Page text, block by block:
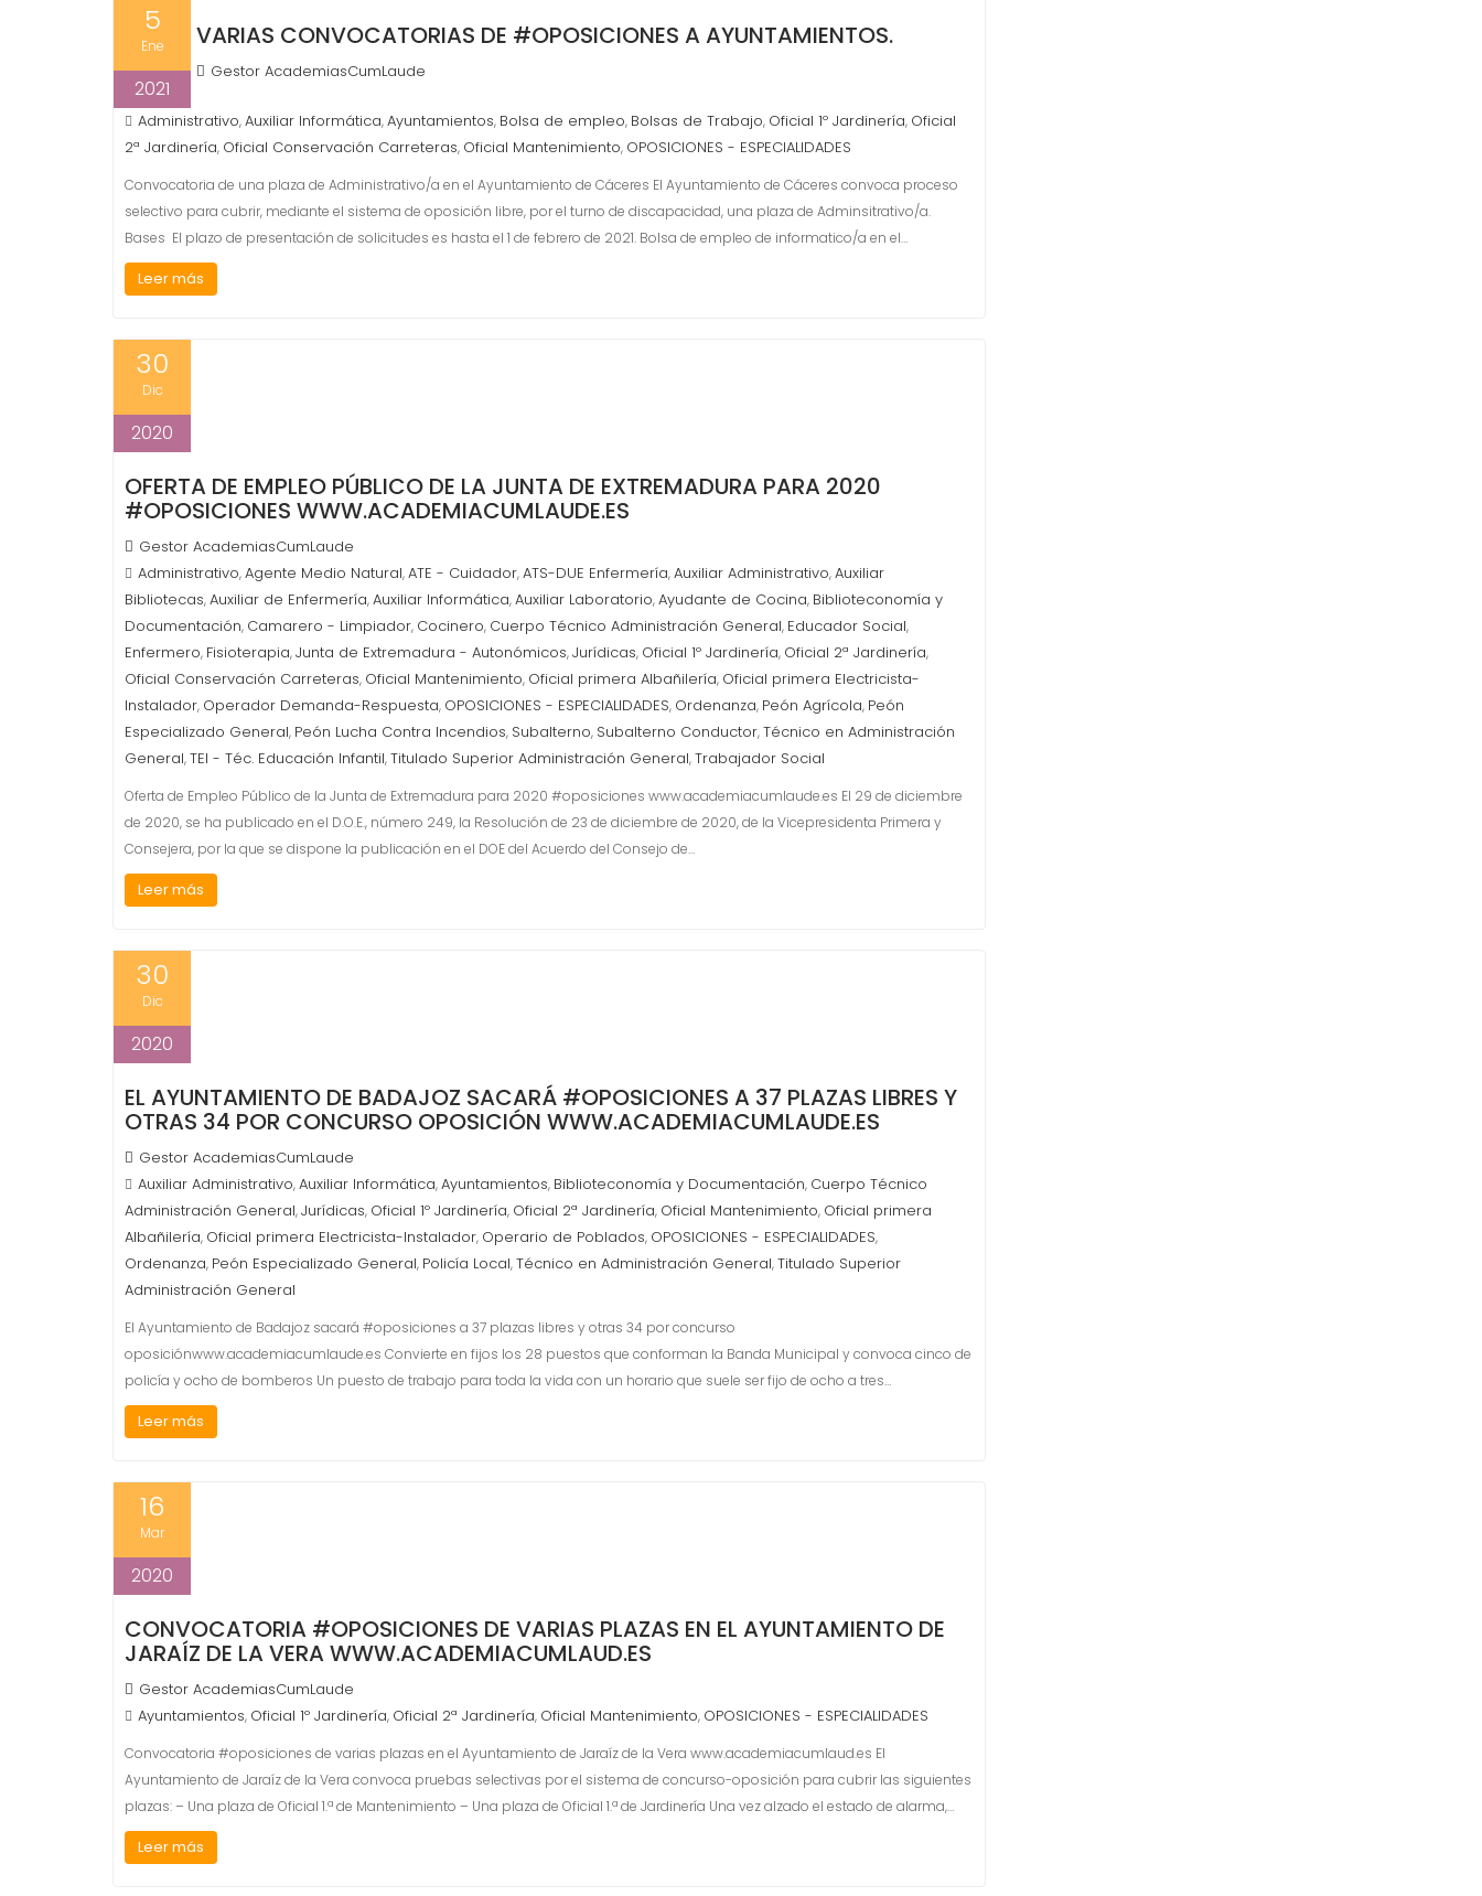
5
Ene
2021
VARIAS CONVOCATORIAS DE #OPOSICIONES A AYUNTAMIENTOS.
Gestor AcademiasCumLaude
Administrativo,Auxiliar Informática,Ayuntamientos, Bolsa de empleo, Bolsas de Trabajo, Oficial 1º Jardinería, Oficial
2ª Jardinería, Oficial Conservación Carreteras, Oficial Mantenimiento, OPOSICIONES - ESPECIALIDADES
Convocatoria de una plaza de Administrativo/a en el Ayuntamiento de Cáceres El Ayuntamiento de Cáceres convoca proceso
selectivo para cubrir, mediante el sistema de oposición libre, por el turno de discapacidad, una plaza de Adminsitrativo/a.
Bases El plazo de presentación de solicitudes es hasta el 1 de febrero de 2021. Bolsa de empleo de informatico/a en el…
Leer más
30
Dic
2020
OFERTA DE EMPLEO PÚBLICO DE LA JUNTA DE EXTREMADURA PARA 2020
#OPOSICIONES WWW.ACADEMIACUMLAUDE.ES
Gestor AcademiasCumLaude
Administrativo,Agente Medio Natural,ATE - Cuidador,ATS-DUE Enfermería,Auxiliar Administrativo,Auxiliar
Bibliotecas,Auxiliar de Enfermería,Auxiliar Informática,Auxiliar Laboratorio,Ayudante de Cocina, Biblioteconomía y
Documentación, Camarero - Limpiador, Cocinero, Cuerpo Técnico Administración General, Educador Social,
Enfermero, Fisioterapia,Junta de Extremadura - Autonómicos,Jurídicas, Oficial 1º Jardinería, Oficial 2ª Jardinería,
Oficial Conservación Carreteras, Oficial Mantenimiento, Oficial primera Albañilería, Oficial primera Electricista-
Instalador, Operador Demanda-Respuesta, OPOSICIONES - ESPECIALIDADES, Ordenanza, Peón Agrícola, Peón
Especializado General, Peón Lucha Contra Incendios, Subalterno, Subalterno Conductor,Técnico en Administración
General,TEI - Téc. Educación Infantil,Titulado Superior Administración General,Trabajador Social
Oferta de Empleo Público de la Junta de Extremadura para 2020 #oposiciones www.academiacumlaude.es El 29 de diciembre
de 2020, se ha publicado en el D.O.E., número 249, la Resolución de 23 de diciembre de 2020, de la Vicepresidenta Primera y
Consejera, por la que se dispone la publicación en el DOE del Acuerdo del Consejo de…
Leer más
30
Dic
2020
EL AYUNTAMIENTO DE BADAJOZ SACARÁ #OPOSICIONES A 37 PLAZAS LIBRES Y
OTRAS 34 POR CONCURSO OPOSICIÓN WWW.ACADEMIACUMLAUDE.ES
Gestor AcademiasCumLaude
Auxiliar Administrativo,Auxiliar Informática,Ayuntamientos, Biblioteconomía y Documentación, Cuerpo Técnico
Administración General,Jurídicas, Oficial 1º Jardinería, Oficial 2ª Jardinería, Oficial Mantenimiento, Oficial primera
Albañilería, Oficial primera Electricista-Instalador, Operario de Poblados, OPOSICIONES - ESPECIALIDADES,
Ordenanza, Peón Especializado General, Policía Local,Técnico en Administración General,Titulado Superior
Administración General
El Ayuntamiento de Badajoz sacará #oposiciones a 37 plazas libres y otras 34 por concurso
oposiciónwww.academiacumlaude.es Convierte en fijos los 28 puestos que conforman la Banda Municipal y convoca cinco de
policía y ocho de bomberos Un puesto de trabajo para toda la vida con un horario que suele ser fijo de ocho a tres…
Leer más
16
Mar
2020
CONVOCATORIA #OPOSICIONES DE VARIAS PLAZAS EN EL AYUNTAMIENTO DE
JARAÍZ DE LA VERA WWW.ACADEMIACUMLAUD.ES
Gestor AcademiasCumLaude
Ayuntamientos, Oficial 1º Jardinería, Oficial 2ª Jardinería, Oficial Mantenimiento, OPOSICIONES - ESPECIALIDADES
Convocatoria #oposiciones de varias plazas en el Ayuntamiento de Jaraíz de la Vera www.academiacumlaud.es El
Ayuntamiento de Jaraíz de la Vera convoca pruebas selectivas por el sistema de concurso-oposición para cubrir las siguientes
plazas: – Una plaza de Oficial 1.ª de Mantenimiento – Una plaza de Oficial 1.ª de Jardinería Una vez alzado el estado de alarma,…
Leer más